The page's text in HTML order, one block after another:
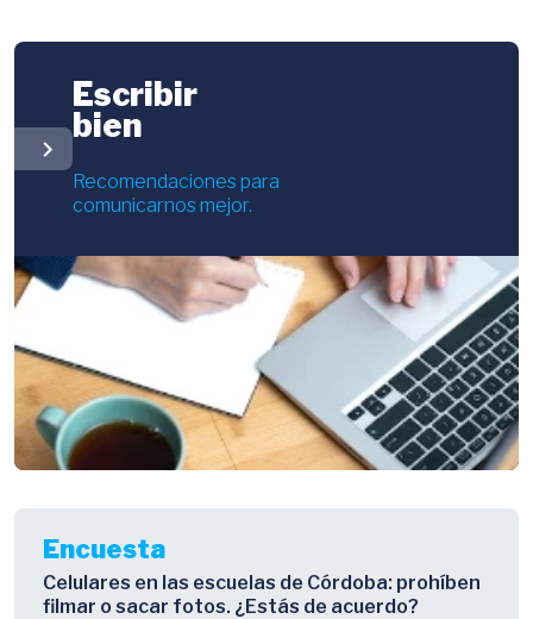
chevron_right
Escribir
bien
Recomendaciones para
comunicarnos mejor.
Encuesta
Celulares en las escuelas de Córdoba: prohíben
filmar o sacar fotos. ¿Estás de acuerdo?